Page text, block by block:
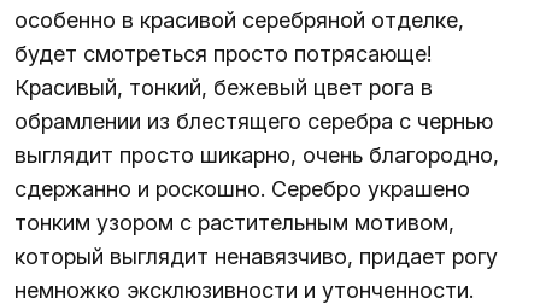
особенно в красивой серебряной отделке,
будет смотреться просто потрясающе!
Красивый, тонкий, бежевый цвет рога в
обрамлении из блестящего серебра с чернью
выглядит просто шикарно, очень благородно,
сдержанно и роскошно. Серебро украшено
тонким узором с растительным мотивом,
который выглядит ненавязчиво, придает рогу
немножко эксклюзивности и утонченности.